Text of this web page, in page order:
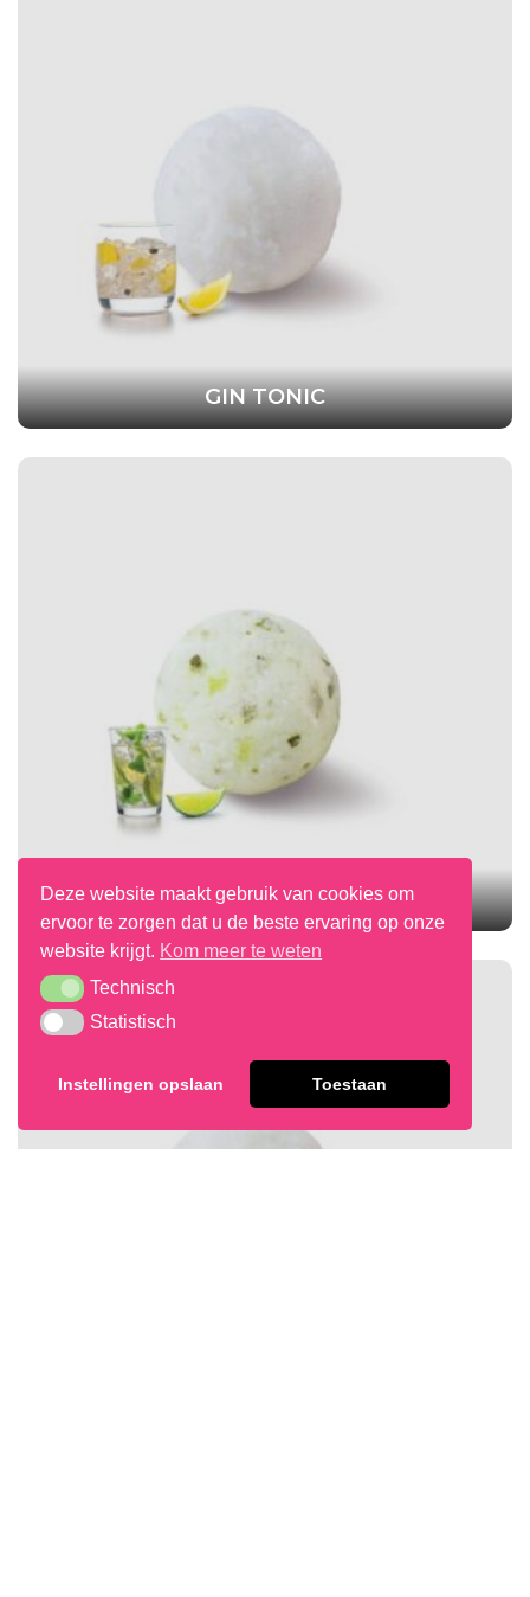
GIN TONIC
MOJITO
Deze website maakt gebruik van cookies om
ervoor te zorgen dat u de beste ervaring op onze
website krijgt. Kom meer te weten
TechnischTechnisch
StatistischStatistisch
Instellingen opslaan Toestaan